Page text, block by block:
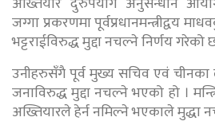
जग्गा प्रकरणमा पूर्वप्रधानमन्त्रीद्वय
भट्टराईविरुद्ध मुद्दा नचल्ने निर्णय गरेको
उनीहरुसँगै पूर्व मुख्य सचिव एवं
जनाविरुद्ध मुद्दा नचल्ने भएको हो ।
अख्तियारले हेर्न नमिल्ने भएकाले मुद्धा